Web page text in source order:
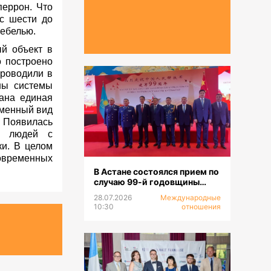
Что
шести до
объект в
в
системы
единая
вид
людей с
В целом
В Астане состоялся прием по
случаю 99-й годовщины
28.07.2026
10:30
Международные
отношения